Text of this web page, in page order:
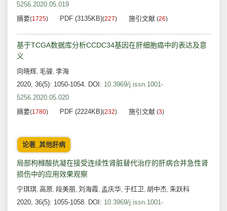
5256.2020.05.019
摘要(1725) PDF (3135KB)(227) 施引文献 (26)
基于TCGA数据库分析CCDC34基因在肝细胞癌中的表达及意
义
向晓辉, 毛骏, 李海
2020, 36(5): 1050-1054. DOI: 10.3969/j.issn.1001-
5256.2020.05.020
摘要(1780) PDF (2224KB)(232) 施引文献 (3)
论著_其他肝病
局部枸橼酸抗凝在接受连续性肾脏替代治疗的肝病合并急性肾
损伤中的应用效果观察
宁琪琪, 高原, 段美丽, 刘海霞, 孟庆华, 于红卫, 胡中杰, 朱跃科
2020, 36(5): 1055-1058. DOI: 10.3969/j.issn.1001-